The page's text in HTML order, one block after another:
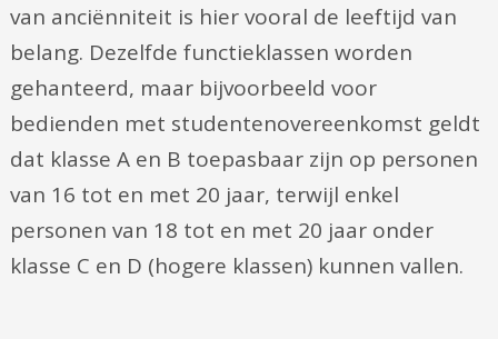
van anciënniteit is hier vooral de leeftijd van
belang. Dezelfde functieklassen worden
gehanteerd, maar bijvoorbeeld voor
bedienden met studentenovereenkomst geldt
dat klasse A en B toepasbaar zijn op personen
van 16 tot en met 20 jaar, terwijl enkel
personen van 18 tot en met 20 jaar onder
klasse C en D (hogere klassen) kunnen vallen.